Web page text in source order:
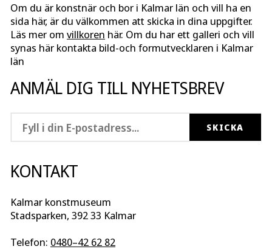
Om du är konstnär och bor i Kalmar län och vill ha en
sida här, är du välkommen att skicka in dina uppgifter.
Läs mer om villkoren här. Om du har ett galleri och vill
synas här kontakta bild-och formutvecklaren i Kalmar
län
ANMÄL DIG TILL NYHETSBREV
KONTAKT
Kalmar konstmuseum
Stadsparken, 392 33 Kalmar
Telefon: 0480–42 62 82